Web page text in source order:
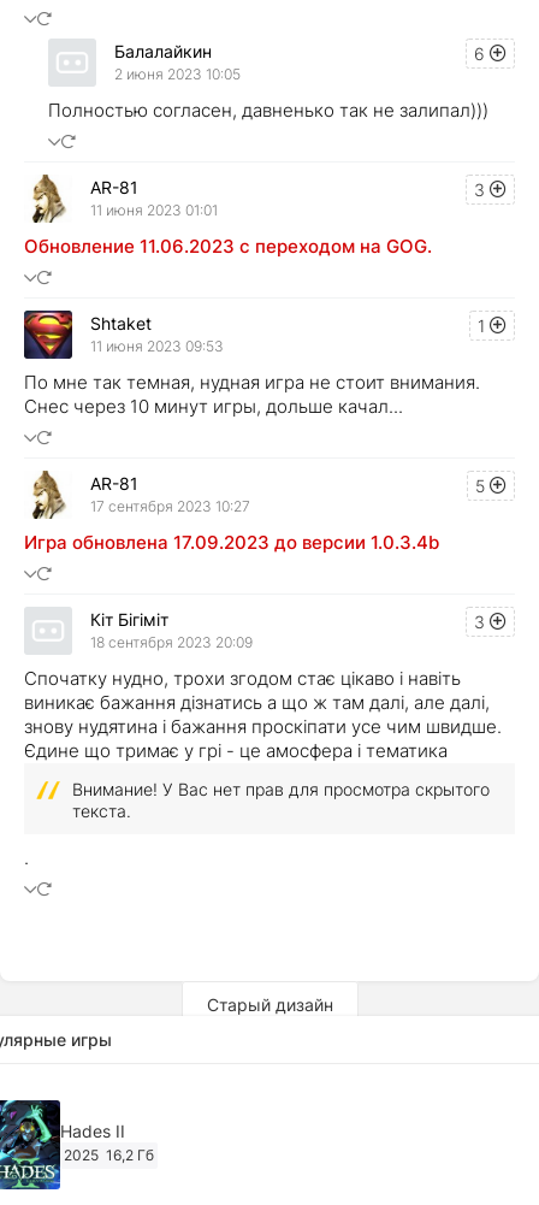
6
Балалайкин
2 июня 2023 10:05
Полностью согласен, давненько так не залипал)))
3
AR-81
11 июня 2023 01:01
Обновление 11.06.2023 с переходом на GOG.
1
Shtaket
11 июня 2023 09:53
По мне так темная, нудная игра не стоит внимания.
Снес через 10 минут игры, дольше качал...
5
AR-81
17 сентября 2023 10:27
Игра обновлена 17.09.2023 до версии 1.0.3.4b
3
Кіт Бігіміт
18 сентября 2023 20:09
Спочатку нудно, трохи згодом стає цікаво і навіть
виникає бажання дізнатись а що ж там далі, але далі,
знову нудятина і бажання проскіпати усе чим швидше.
Єдине що тримає у грі - це амосфера і тематика
Внимание! У Вас нет прав для просмотра скрытого
текста.
.
Старый дизайн
игры
Hades II
2025 16,2 Гб